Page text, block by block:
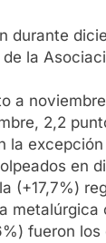
durante
la
a
2,2
en
(+17,7%)
fueron